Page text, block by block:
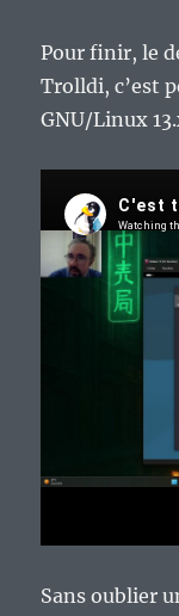
Pour finir, le
Trolldi, c’est
GNU/Linux
Sans oublier